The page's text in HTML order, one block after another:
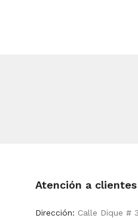
Atención a clientes
Dirección: Calle Dique #